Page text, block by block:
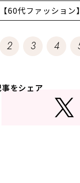
60代ファッショ
機能で選んで快適
2 3 4
をシェア